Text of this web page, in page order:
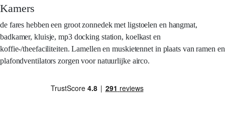
Kamers
de fares hebben een groot zonnedek met ligstoelen en hangmat,
badkamer, kluisje, mp3 docking station, koelkast en
koffie-/theefaciliteiten. Lamellen en muskietennet in plaats van ramen en
plafondventilators zorgen voor natuurlijke airco.